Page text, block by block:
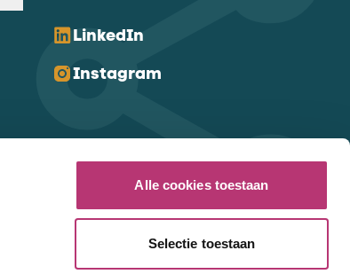
Alle cookies toestaan
Selectie toestaan
LinkedIn
Instagram